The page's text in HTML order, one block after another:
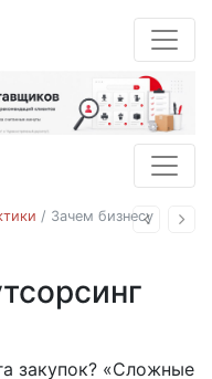
Назад
/ Зачем бизнесу
закупок? «Сложные